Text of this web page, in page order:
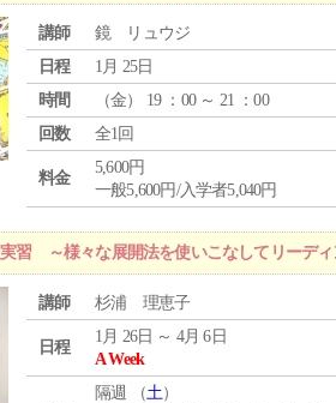
講師
鏡 リュウジ
日程
1月 25日
時間
（金） 19 ：00 ～ 21 ：00
回数
全1回
料金
5,600円
一般5,600円/入学者5,040円
習 ～様々な展開法を使いこなしてリーディ
講師 杉浦 理恵子
日程
1月 26日 ～ 4月 6日
A Week
隔週 （土）